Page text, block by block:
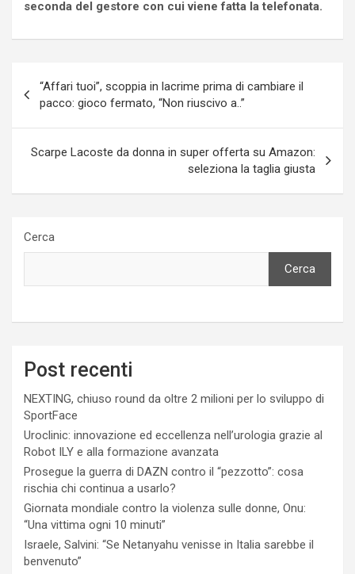
seconda del gestore con cui viene fatta la telefonata.
articoli
“Affari tuoi”, scoppia in lacrime prima di cambiare il
pacco: gioco fermato, “Non riuscivo a..”
Scarpe Lacoste da donna in super offerta su Amazon:
seleziona la taglia giusta
Cerca
Cerca
Post recenti
NEXTING, chiuso round da oltre 2 milioni per lo sviluppo di
SportFace
Uroclinic: innovazione ed eccellenza nell’urologia grazie al
Robot ILY e alla formazione avanzata
Prosegue la guerra di DAZN contro il “pezzotto”: cosa
rischia chi continua a usarlo?
Giornata mondiale contro la violenza sulle donne, Onu:
“Una vittima ogni 10 minuti”
Israele, Salvini: “Se Netanyahu venisse in Italia sarebbe il
benvenuto”